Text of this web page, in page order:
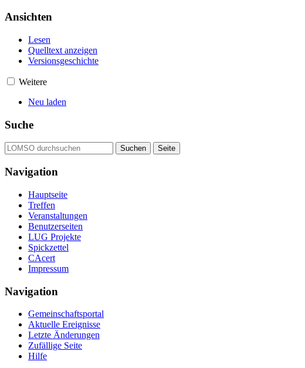
Ansichten
Lesen
Quelltext anzeigen
Versionsgeschichte
Weitere
Neu laden
Suche
Navigation
Hauptseite
Treffen
Veranstaltungen
Benutzerseiten
LUG Projekte
Spickzettel
CAcert
Impressum
Navigation
Gemeinschafts­portal
Aktuelle Ereignisse
Letzte Änderungen
Zufällige Seite
Hilfe